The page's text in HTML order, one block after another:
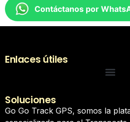
Contáctanos por
Enlaces útiles
Soluciones
Go Go Track GPS, somos la